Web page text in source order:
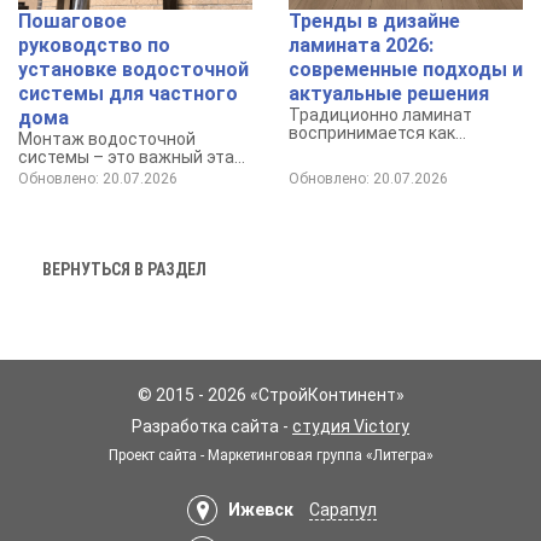
Пошаговое
руководство по
установке водосточной
системы для частного
дома
Монтаж водосточной
системы – это важный этап
обеспечения долговечности
Обновлено: 20.07.2026
Тренды в дизайне
ламината 2026:
современные подходы и
актуальные решения
Традиционно ламинат
воспринимается как
покрытие для пола.
Обновлено: 20.07.2026
ВЕРНУТЬСЯ В РАЗДЕЛ
© 2015 - 2026 «СтройКонтинент»
Разработка сайта - студия Victory
Проект сайта - Маркетинговая группа «Литегра»
Ижевск Сарапул